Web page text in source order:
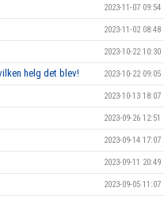
2023-11-07 09:54
2023-11-02 08:48
2023-10-22 10:30
helg det blev! 2023-10-22 09:05
2023-10-13 18:07
2023-09-26 12:51
2023-09-14 17:07
2023-09-11 20:49
2023-09-05 11:07